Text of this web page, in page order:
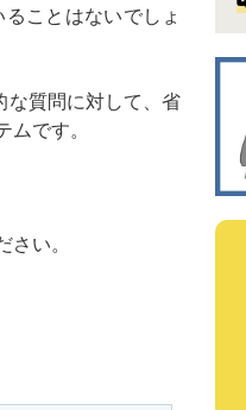
ことはないでしょ
な質問に対して、省
です。
い。